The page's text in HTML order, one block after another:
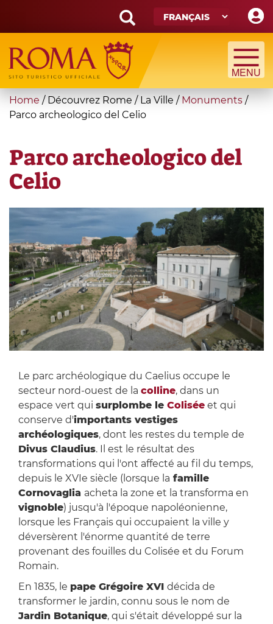
main
content
Search
form
Recherche
You
are
Home / Découvrez Rome / La Ville / Monuments /
Parco archeologico del Celio
Parco archeologico del
Celio
Le parc archéologique du Caelius occupe le
secteur nord-ouest de la colline, dans un
espace vert qui surplombe le Coliséeet qui
conserve d'importants vestiges
archéologiques, dont les restes du temple de
Divus Claudius. Il est le résultat des
transformations qui l'ont affecté au fil du temps,
depuis le XVIe siècle (lorsque la famille
Cornovaglia acheta la zone et la transforma en
vignoble) jusqu'à l'époque napoléonienne,
lorsque les Français qui occupaient la ville y
déversèrent l'énorme quantité de terre
provenant des fouilles du Colisée et du Forum
Romain.
En 1835, le pape Grégoire XVI décida de
transformer le jardin, connu sous le nom de
Jardin Botanique, qui s'était développé sur la